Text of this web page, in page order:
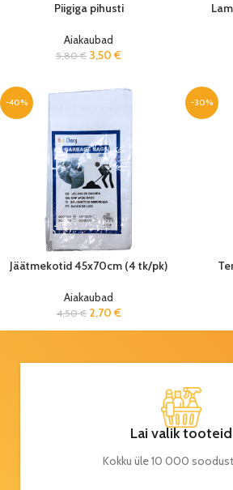
Piigiga pihusti
Aiakaubad
5,80€ 3,50 €
-40%
Jäätmekotid 45x70cm (4 tk/pk)
Aiakaubad
4,50€ 2,70 €
-30%
Lai valik tooteid
Kokku üle 10 000